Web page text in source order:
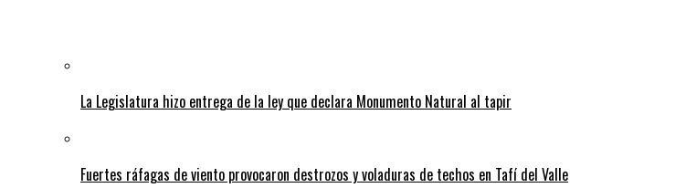
La Legislatura hizo entrega de la ley que declara Monumento Natural al tapir
Fuertes ráfagas de viento provocaron destrozos y voladuras de techos en Tafí del Valle